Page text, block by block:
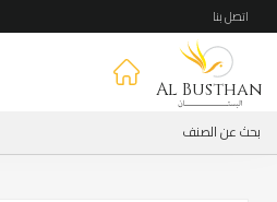
اتصل بنا
Al Busthan